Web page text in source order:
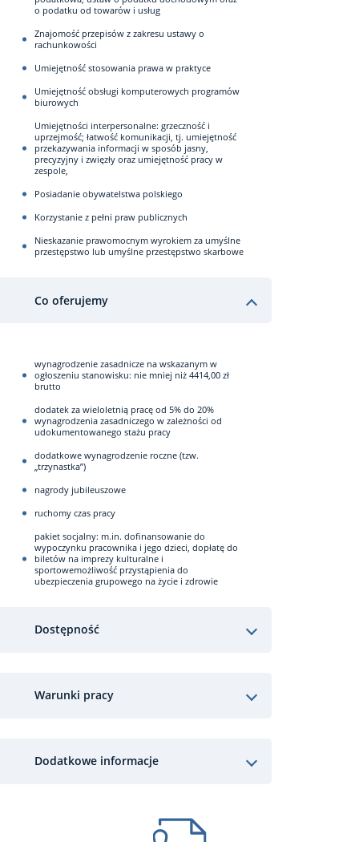
o podatku od towarów i usług
Znajomość przepisów z zakresu ustawy o
rachunkowości
Umiejętność stosowania prawa w praktyce
Umiejętność obsługi komputerowych programów
biurowych
Umiejętności interpersonalne: grzeczność i
uprzejmość; łatwość komunikacji, tj. umiejętność
przekazywania informacji w sposób jasny,
precyzyjny i zwięzły oraz umiejętność pracy w
zespole,
Posiadanie obywatelstwa polskiego
Korzystanie z pełni praw publicznych
Nieskazanie prawomocnym wyrokiem za umyślne
przestępstwo lub umyślne przestępstwo skarbowe
Co oferujemy
wynagrodzenie zasadnicze na wskazanym w
ogłoszeniu stanowisku: nie mniej niż 4414,00 zł
brutto
dodatek za wieloletnią pracę od 5% do 20%
wynagrodzenia zasadniczego w zależności od
udokumentowanego stażu pracy
dodatkowe wynagrodzenie roczne (tzw.
„trzynastka”)
nagrody jubileuszowe
ruchomy czas pracy
pakiet socjalny: m.in. dofinansowanie do
wypoczynku pracownika i jego dzieci, dopłatę do
biletów na imprezy kulturalne i
sportowemożliwość przystąpienia do
ubezpieczenia grupowego na życie i zdrowie
Dostępność
Warunki pracy
Dodatkowe informacje